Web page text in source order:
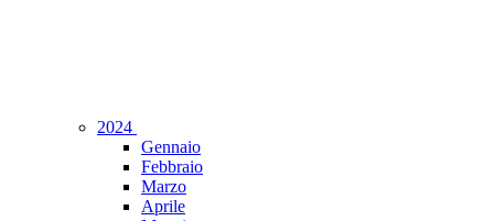
2024
Gennaio
Febbraio
Marzo
Aprile